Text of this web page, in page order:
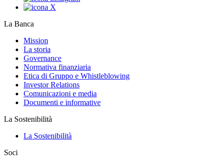
La Banca
Mission
La storia
Governance
Normativa finanziaria
Etica di Gruppo e Whistleblowing
Investor Relations
Comunicazioni e media
Documenti e informative
La Sostenibilità
La Sostenibilità
Soci